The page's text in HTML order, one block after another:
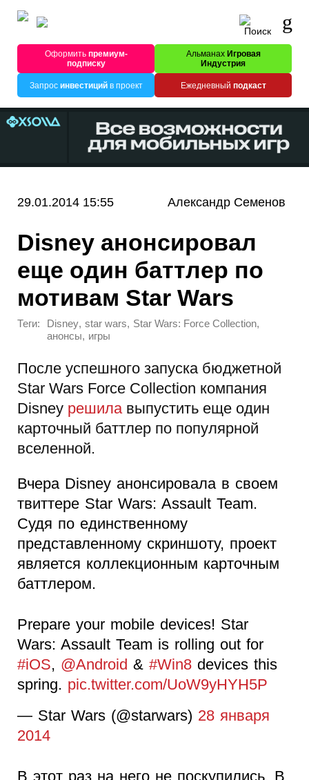
Оформитьпремиум-
подписку
Альманах Игровая
Индустрия
Запрос инвестицийв проект Ежедневный подкаст
29.01.2014 15:55 Александр Семенов
Disney анонсировал
еще один баттлер по
мотивам Star Wars
Теги: Disney, star wars, Star Wars: Force Collection,
анонсы, игры
После успешного запуска бюджетной
Star Wars Force Collection компания
Disney решила выпустить еще один
карточный баттлер по популярной
вселенной.
Вчера Disney анонсировала в своем
твиттере Star Wars: Assault Team.
Судя по единственному
представленному скриншоту, проект
является коллекционным карточным
баттлером.
Prepare your mobile devices! Star
Wars: Assault Team is rolling out for
#iOS, @Android & #Win8 devices this
spring. pic.twitter.com/UoW9yHYH5P
— Star Wars (@starwars) 28 января
2014
В этот раз на него не поскупились. В